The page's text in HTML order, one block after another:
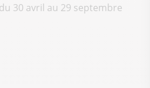
30 avril au 29 septembre